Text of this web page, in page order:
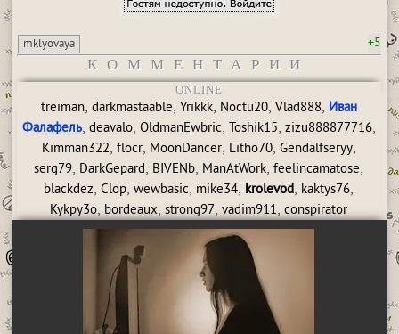
mklyovaya +5
КОММЕНТАРИИ
ONLINE
treiman, darkmastaable, Yrikkk, Noctu20, Vlad888, Иван
Фалафель, deavalo, OldmanEwbric, Toshik15, zizu888877716,
Kimman322, flocr, MoonDancer, Litho70, Gendalfseryy,
serg79, DarkGepard, BIVENb, ManAtWork,feelincamatose,
blackdez,Clop,wewbasic, mike34, krolevod, kaktys76,
Kykpy3o, bordeaux,strong97,vadim911,conspirator